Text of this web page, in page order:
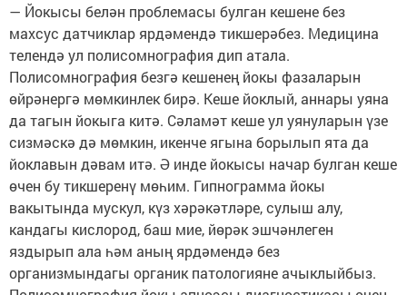
— Йокысы белән проблемасы булган кешене без
махсус датчиклар ярдәмендә тикшерәбез. Медицина
телендә ул полисомнография дип атала.
Полисомнография безгә кешенең йокы фазаларын
өйрәнергә мөмкинлек бирә. Кеше йоклый, аннары уяна
да тагын йокыга китә. Сәламәт кеше ул уянуларын үзе
сизмәскә дә мөмкин, икенче ягына борылып ята да
йоклавын дәвам итә. Ә инде йокысы начар булган кеше
өчен бу тикшеренү мөһим. Гипнограмма йокы
вакытында мускул, күз хәрәкәтләре, сулыш алу,
кандагы кислород, баш мие, йөрәк эшчәнлеген
яздырып ала һәм аның ярдәмендә без
организмындагы органик патологияне ачыклыйбыз.